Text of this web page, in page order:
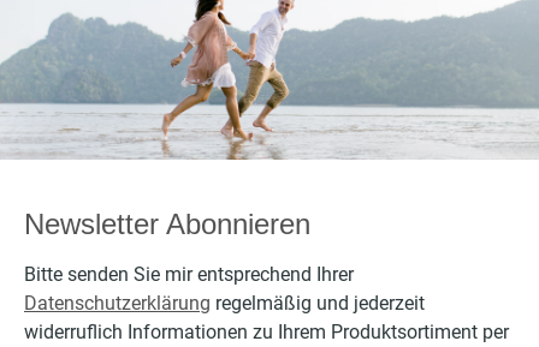
Newsletter Abonnieren
Bitte senden Sie mir entsprechend Ihrer
Datenschutzerklärung regelmäßig und jederzeit
widerruflich Informationen zu Ihrem Produktsortiment per